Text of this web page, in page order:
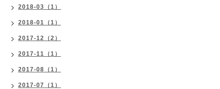
2018-03（1）
2018-01（1）
2017-12（2）
2017-11（1）
2017-08（1）
2017-07（1）